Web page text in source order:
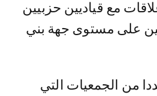
مع قياديين حزبيين
على مستوى جهة بني
من الجمعيات التي